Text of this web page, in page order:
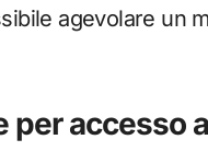
agevolare un
per accesso